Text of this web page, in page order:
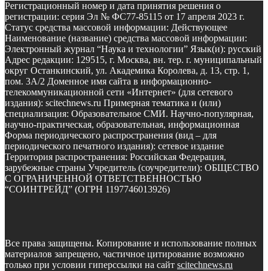
Регистрационный номер и дата принятия решения о
регистрации: серия Эл № ФС77-85115 от 17 апреля 2023 г.
Статус средства массовой информации: Действующее
Наименование (название) средства массовой информации:
Электронный журнал “Наука и технологии” Язык(и): русский
Адрес редакции: 129515, г. Москва, вн. тер. г. муниципальный
округ Останкинский, ул. Академика Королева, д. 13, стр. 1,
пом. 3А/2 Доменное имя сайта в информационно-
телекоммуникационной сети «Интернет» (для сетевого
издания): scitechnews.ru Примерная тематика и (или)
специализация: Образовательное СМИ. Научно-популярная,
научно-практическая, образовательная, информационная
Форма периодического распространения (вид – для
периодического печатного издания): сетевое издание
Территория распространения: Российская Федерация,
зарубежные страны Учредитель (соучредители): ОБЩЕСТВО
С ОГРАНИЧЕННОЙ ОТВЕТСТВЕННОСТЬЮ
“СОИНТРЕЙД” (ОГРН 1197746013926)
Все права защищены. Копирование и использование полных
материалов запрещено, частичное цитирование возможно
только при условии гиперссылки на сайт scitechnews.ru